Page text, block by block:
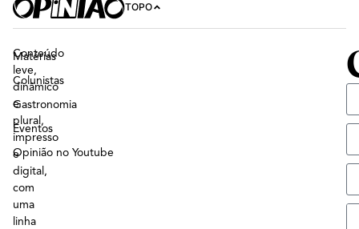
TOPO
Conteúdo
leve,
dinâmico
e
plural,
impresso
e
digital,
com
uma
linha
Matérias
Colunistas
Gastronomia
Eventos
Opinião no Youtube